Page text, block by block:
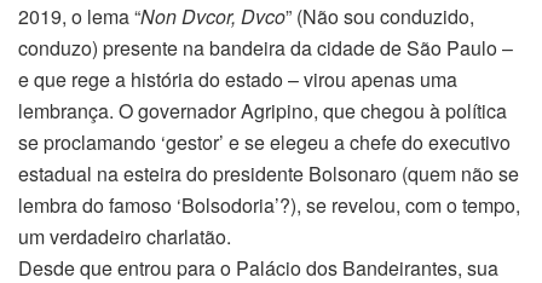
2019, o lema “Non Dvcor, Dvco” (Não sou conduzido,
conduzo) presente na bandeira da cidade de São Paulo –
e que rege a história do estado – virou apenas uma
lembrança. O governador Agripino, que chegou à política
se proclamando ‘gestor’ e se elegeu a chefe do executivo
estadual na esteira do presidente Bolsonaro (quem não se
lembra do famoso ‘Bolsodoria’?), se revelou, com o tempo,
um verdadeiro charlatão.
Desde que entrou para o Palácio dos Bandeirantes, sua